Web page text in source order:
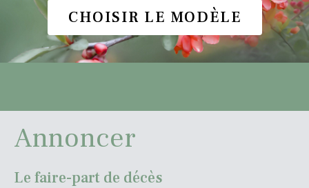
CHOISIR LE MODÈLE
Annoncer
Le faire-part de décès